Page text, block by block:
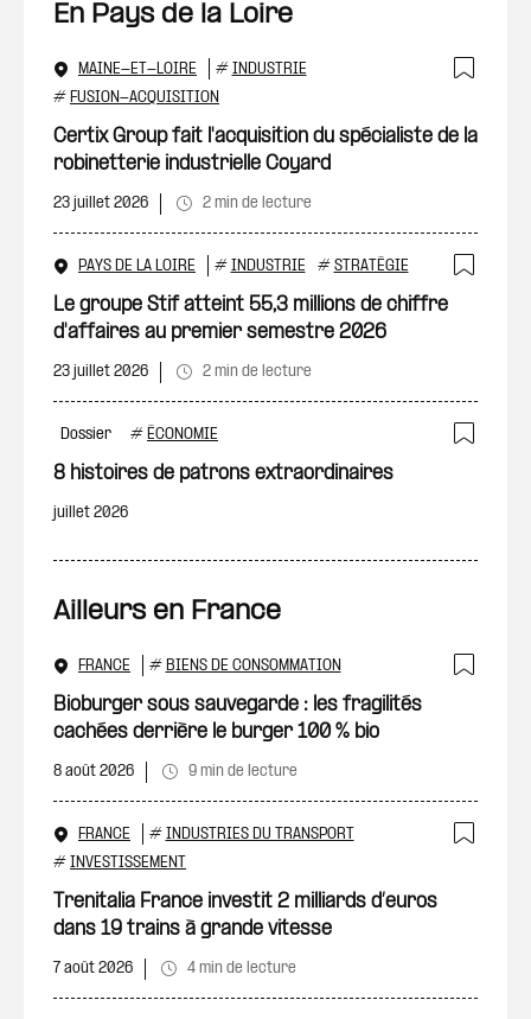
En Pays de la Loire
MAINE-ET-LOIRE # INDUSTRIE
# FUSION-ACQUISITION
Certix Group fait l'acquisition du spécialiste de la
robinetterie industrielle Coyard
23 juillet 2026 2 min de lecture
PAYS DE LA LOIRE # INDUSTRIE # STRATÉGIE
Le groupe Stif atteint 55,3 millions de chiffre
d'affaires au premier semestre 2026
23 juillet 2026 2 min de lecture
Dossier # ÉCONOMIE
8 histoires de patrons extraordinaires
juillet 2026
Ailleurs en France
FRANCE # BIENS DE CONSOMMATION
Bioburger sous sauvegarde : les fragilités
cachées derrière le burger 100 % bio
8 août 2026 9 min de lecture
FRANCE # INDUSTRIES DU TRANSPORT
# INVESTISSEMENT
Trenitalia France investit 2 milliards d’euros
dans 19 trains à grande vitesse
7 août 2026 4 min de lecture